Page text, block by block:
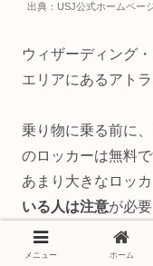
出典：USJ公式ホームペー
ウィザーディング
エリアにあるアトラ
乗り物に乗る前に
のロッカーは無料で
あまり大きなロッ
いる人は注意が必要
ホグワーツ城に入
メニュー ホーム